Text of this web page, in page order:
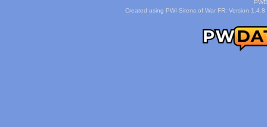
Created using PWI Sirens of War FR: Version